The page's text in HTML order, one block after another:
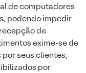
de computadores
podendo impedir
de
exime-se de
seus clientes,
por